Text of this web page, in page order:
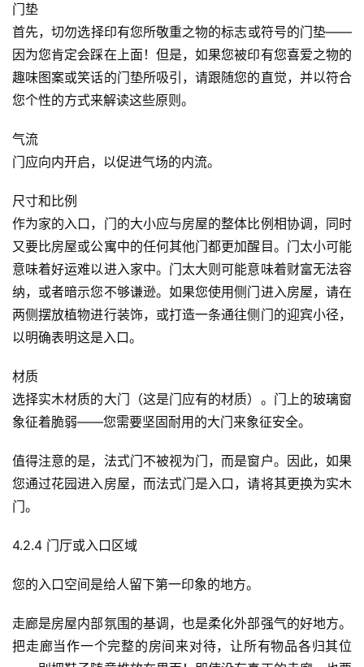
门垫
首先，切勿选择印有您所敬重之物的标志或符号的门垫——
因为您肯定会踩在上面！但是，如果您被印有您喜爱之物的
趣味图案或笑话的门垫所吸引，请跟随您的直觉，并以符合
您个性的方式来解读这些原则。
气流
门应向内开启，以促进气场的内流。
尺寸和比例
作为家的入口，门的大小应与房屋的整体比例相协调，同时
又要比房屋或公寓中的任何其他门都更加醒目。门太小可能
意味着好运难以进入家中。门太大则可能意味着财富无法容
纳，或者暗示您不够谦逊。如果您使用侧门进入房屋，请在
两侧摆放植物进行装饰，或打造一条通往侧门的迎宾小径，
以明确表明这是入口。
材质
选择实木材质的大门（这是门应有的材质）。门上的玻璃窗
象征着脆弱——您需要坚固耐用的大门来象征安全。
值得注意的是，法式门不被视为门，而是窗户。因此，如果
您通过花园进入房屋，而法式门是入口，请将其更换为实木
门。
4.2.4 门厅或入口区域
您的入口空间是给人留下第一印象的地方。
走廊是房屋内部氛围的基调，也是柔化外部强气的好地方。
把走廊当作一个完整的房间来对待，让所有物品各归其位